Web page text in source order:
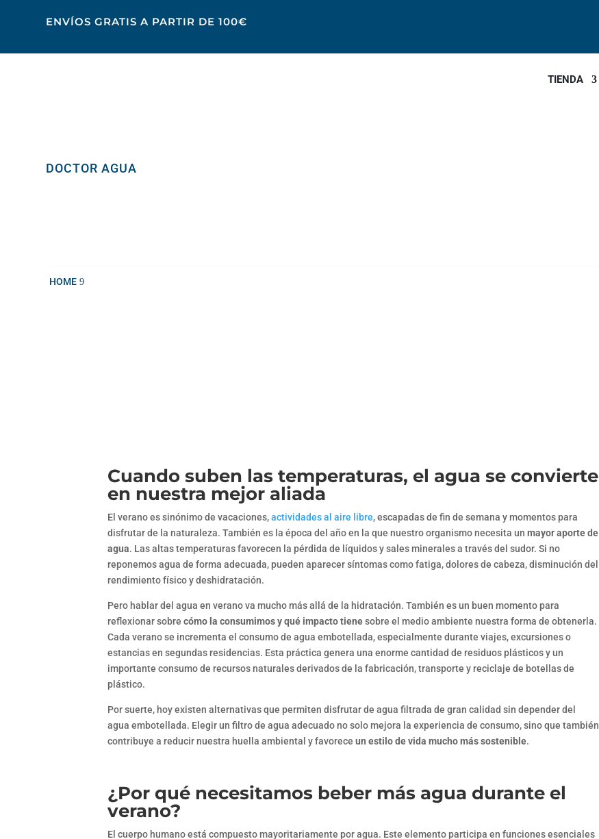
ENVÍOS GRATIS A PARTIR DE 100€
TIENDA
DOCTOR AGUA
HOME
Cuando suben las temperaturas, el agua se convierte
en nuestra mejor aliada
El verano es sinónimo de vacaciones,actividades al aire libre, escapadas de fin de semana y momentos para
disfrutar de la naturaleza. También es la época del año en la que nuestro organismo necesita unmayor aporte de
agua. Las altas temperaturas favorecen la pérdida de líquidos y sales minerales a través del sudor. Si no
reponemos agua de forma adecuada, pueden aparecer síntomas como fatiga, dolores de cabeza, disminución del
rendimiento físico y deshidratación.
Pero hablar del agua en verano va mucho más allá de la hidratación. También es un buen momento para
reflexionar sobrecómo la consumimos y qué impacto tienesobre el medio ambiente nuestra forma de obtenerla.
Cada verano se incrementa el consumo de agua embotellada, especialmente durante viajes, excursiones o
estancias en segundas residencias. Esta práctica genera una enorme cantidad de residuos plásticos y un
importante consumo de recursos naturales derivados de la fabricación, transporte y reciclaje de botellas de
plástico.
Por suerte, hoy existen alternativas que permiten disfrutar de agua filtrada de gran calidad sin depender del
agua embotellada. Elegir un filtro de agua adecuado no solo mejora la experiencia de consumo, sino que también
contribuye a reducir nuestra huella ambiental y favoreceun estilo de vida mucho más sostenible.
¿Por qué necesitamos beber más agua durante el
verano?
El cuerpo humano está compuesto mayoritariamente por agua. Este elemento participa en funciones esenciales